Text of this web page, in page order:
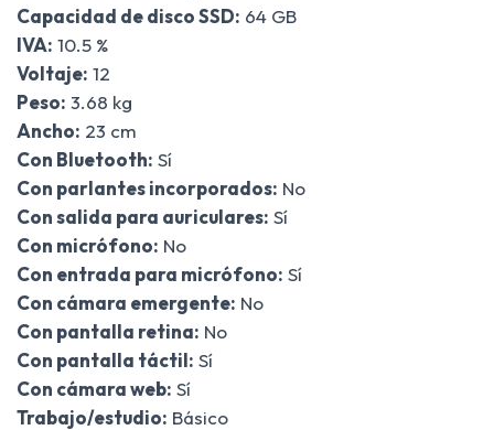
Capacidad de disco SSD: 64 GB
IVA: 10.5 %
Voltaje: 12
Peso: 3.68 kg
Ancho: 23 cm
Con Bluetooth: Sí
Con parlantes incorporados: No
Con salida para auriculares: Sí
Con micrófono: No
Con entrada para micrófono: Sí
Con cámara emergente: No
Con pantalla retina: No
Con pantalla táctil: Sí
Con cámara web: Sí
Trabajo/estudio: Básico